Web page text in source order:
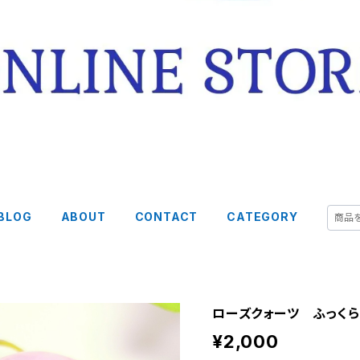
ABOUT CONTACT CATEGORY
ローズクォーツ ふっく
¥2,000